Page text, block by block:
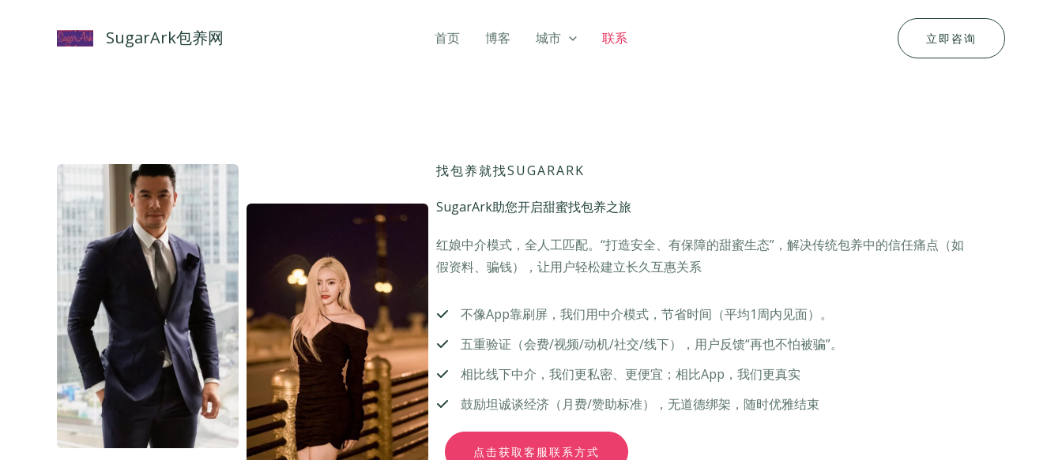
SugarArk包养网 首页 博客 城市 联系 立即咨询
找包养就找SUGARARK
SugarArk助您开启甜蜜找包养之旅
红娘中介模式，全人工匹配。“打造安全、有保障的甜蜜生态”，解决传统包养中的信任痛点（如
假资料、骗钱），让用户轻松建立长久互惠关系
不像App靠刷屏，我们用中介模式，节省时间（平均1周内见面）。
五重验证（会费/视频/动机/社交/线下），用户反馈“再也不怕被骗”。
相比线下中介，我们更私密、更便宜；相比App，我们更真实
鼓励坦诚谈经济（月费/赞助标准），无道德绑架，随时优雅结束
点击获取客服联系方式